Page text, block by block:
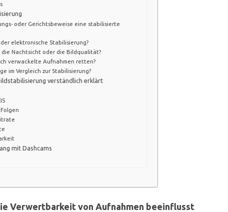
oder Gerichtsbeweise eine stabilisierte
elektronische Stabilisierung?
Nachtsicht oder die Bildqualität?
verwackelte Aufnahmen retten?
im Vergleich zur Stabilisierung?
verständlich erklärt
mit Dashcams
Verwertbarkeit von Aufnahmen beeinflusst